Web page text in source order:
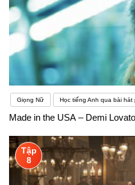
Giọng Nữ Học tiếng Anh qua bài hát
Made in the USA – Demi
Tập
8